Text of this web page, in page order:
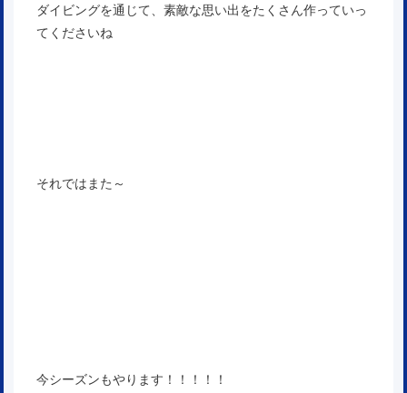
ダイビングを通じて、素敵な思い出をたくさん作っていっ
てくださいね
それではまた～
今シーズンもやります！！！！！